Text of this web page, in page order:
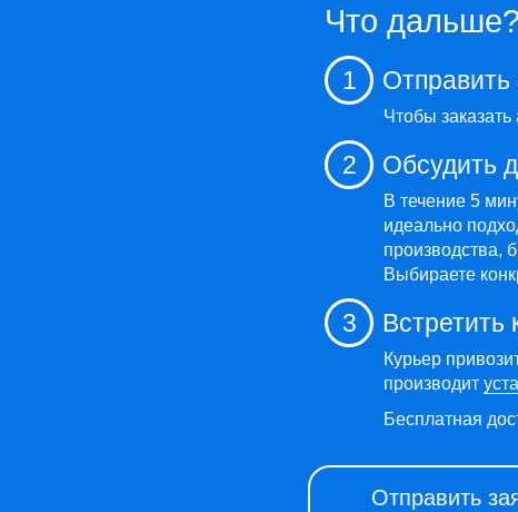
Что дальше?
1 Отправить
Чтобы
2 Обсудить
В течение 5
идеально
производства,
Выбираете
3 Встретить
Курьер
производит
Бесплатная
Отправить